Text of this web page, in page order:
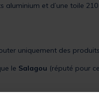
et d’une toile
uniquement des
le Salagou (réputé pour